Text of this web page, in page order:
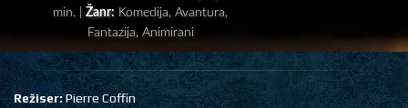
min. |Žanr: Komedija, Avantura,
Fantazija, Animirani
Režiser: Pierre Coffin